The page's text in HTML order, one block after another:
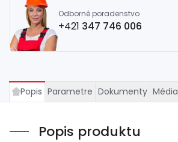
Odborné poradenstvo
+421 347 746 006
Popis Parametre Dokumenty Média
Popis produktu